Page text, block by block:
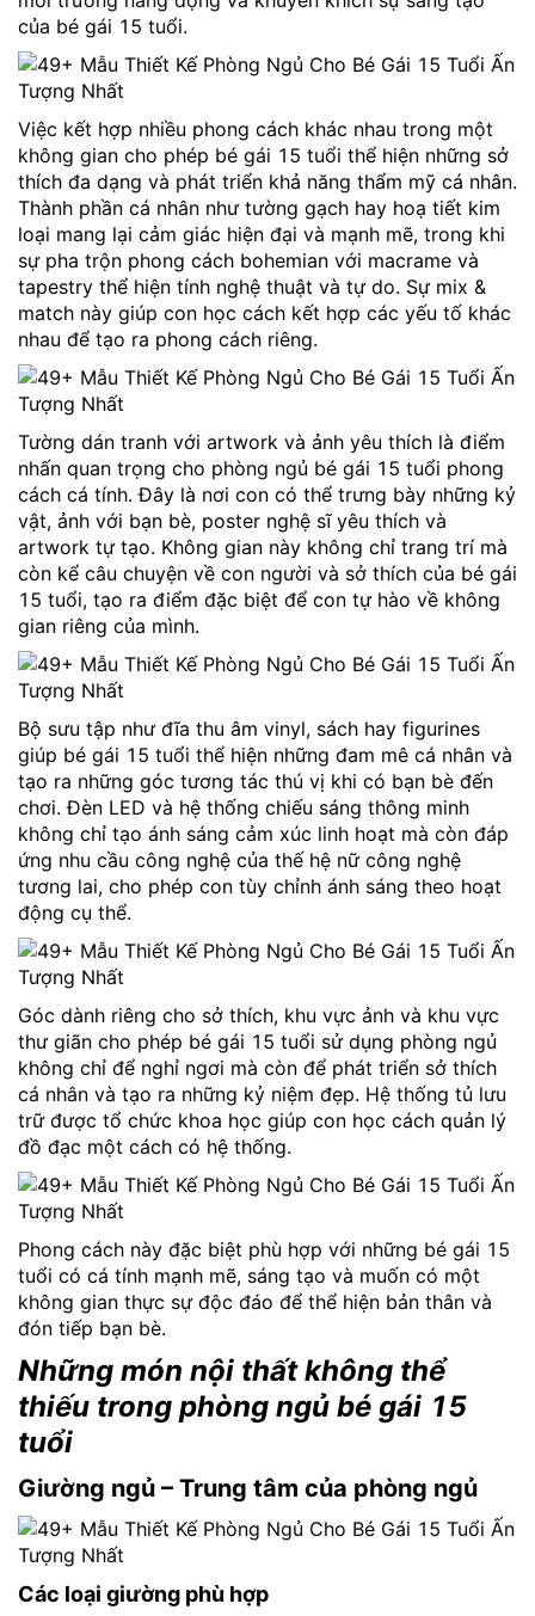
của bé gái 15 tuổi.
Việc kết hợp nhiều phong cách khác nhau trong một
không gian cho phép bé gái 15 tuổi thể hiện những sở
thích đa dạng và phát triển khả năng thẩm mỹ cá nhân.
Thành phần cá nhân như tường gạch hay hoạ tiết kim
loại mang lại cảm giác hiện đại và mạnh mẽ, trong khi
sự pha trộn phong cách bohemian với macrame và
tapestry thể hiện tính nghệ thuật và tự do. Sự mix &
match này giúp con học cách kết hợp các yếu tố khác
nhau để tạo ra phong cách riêng.
Tường dán tranh với artwork và ảnh yêu thích là điểm
nhấn quan trọng cho phòng ngủ bé gái 15 tuổi phong
cách cá tính. Đây là nơi con có thể trưng bày những kỷ
vật, ảnh với bạn bè, poster nghệ sĩ yêu thích và
artwork tự tạo. Không gian này không chỉ trang trí mà
còn kể câu chuyện về con người và sở thích của bé gái
15 tuổi, tạo ra điểm đặc biệt để con tự hào về không
gian riêng của mình.
Bộ sưu tập như đĩa thu âm vinyl, sách hay figurines
giúp bé gái 15 tuổi thể hiện những đam mê cá nhân và
tạo ra những góc tương tác thú vị khi có bạn bè đến
chơi. Đèn LED và hệ thống chiếu sáng thông minh
không chỉ tạo ánh sáng cảm xúc linh hoạt mà còn đáp
ứng nhu cầu công nghệ của thế hệ nữ công nghệ
tương lai, cho phép con tùy chỉnh ánh sáng theo hoạt
động cụ thể.
Góc dành riêng cho sở thích, khu vực ảnh và khu vực
thư giãn cho phép bé gái 15 tuổi sử dụng phòng ngủ
không chỉ để nghỉ ngơi mà còn để phát triển sở thích
cá nhân và tạo ra những kỷ niệm đẹp. Hệ thống tủ lưu
trữ được tổ chức khoa học giúp con học cách quản lý
đồ đạc một cách có hệ thống.
Phong cách này đặc biệt phù hợp với những bé gái 15
tuổi có cá tính mạnh mẽ, sáng tạo và muốn có một
không gian thực sự độc đáo để thể hiện bản thân và
đón tiếp bạn bè.
Những món nội thất không thể
thiếu trong phòng ngủ bé gái 15
tuổi
Giường ngủ – Trung tâm của phòng ngủ
Các loại giường phù hợp